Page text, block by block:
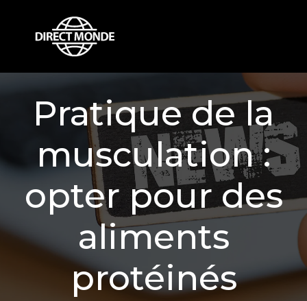
Pratique de la
musculation :
opter pour des
aliments
protéinés